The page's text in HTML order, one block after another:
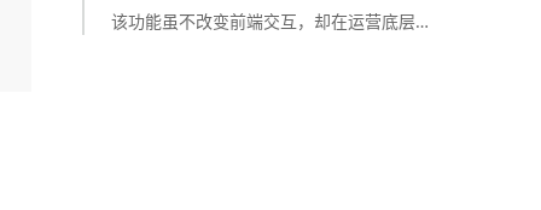
该功能虽不改变前端交互，却在运营底层发挥关键作用